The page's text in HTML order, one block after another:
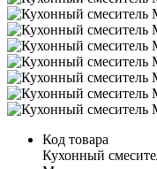
Код товара
Кухонный